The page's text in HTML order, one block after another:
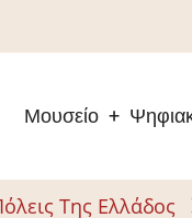
Μουσείο
Της Ελλάδος